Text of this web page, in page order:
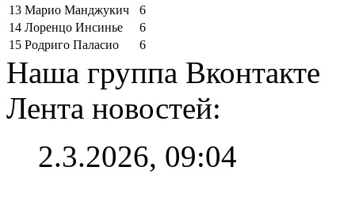
13 Марио Манджукич
6
14 Лоренцо Инсинье
6
15 Родриго Паласио 6
Наша группа Вконтакте
Лента новостей:
2.3.2026, 09:04